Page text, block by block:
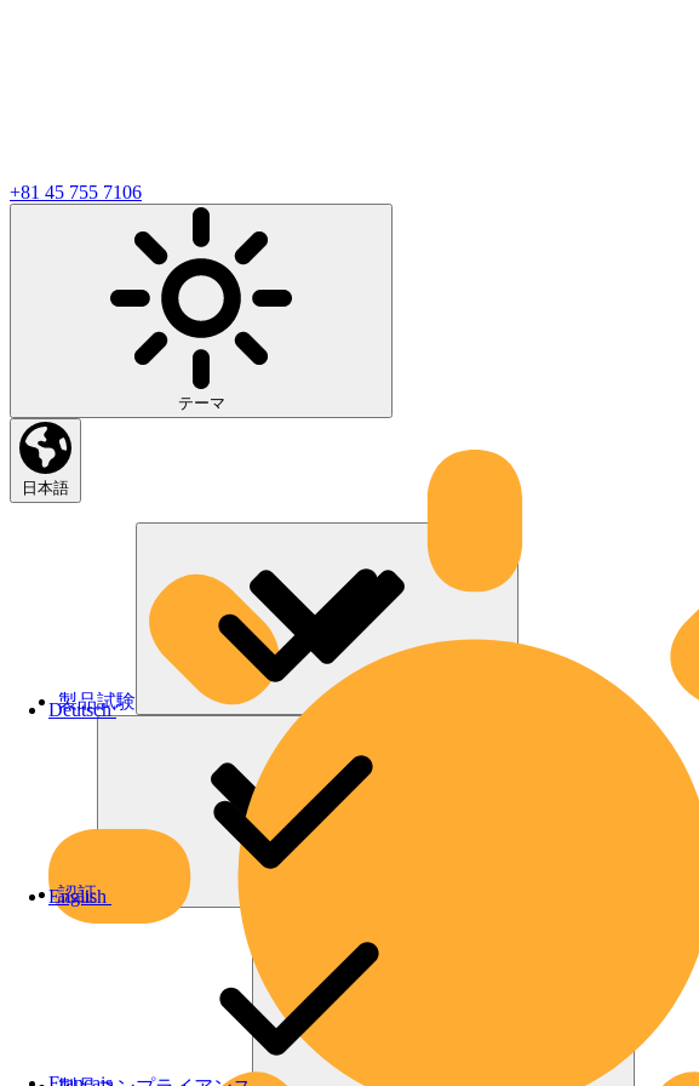
+81 45 755 7106
テーマ
日本語
Deutsch
English
製品試験
認証